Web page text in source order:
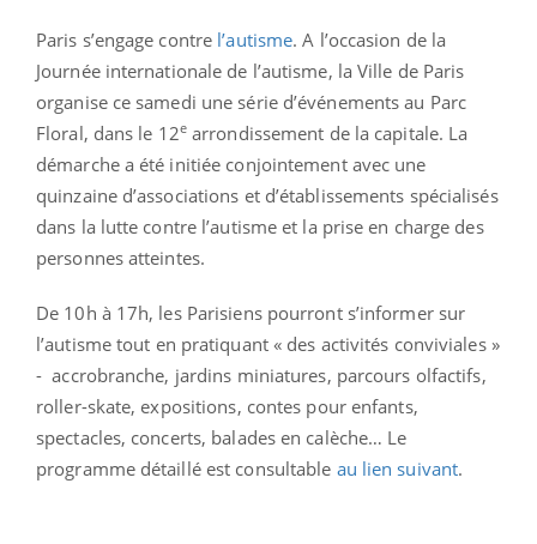
Paris s’engage contre l’autisme. A l’occasion de la
Journée internationale de l’autisme, la Ville de Paris
organise ce samedi une série d’événements au Parc
Floral, dans le 12earrondissement de la capitale. La
démarche a été initiée conjointement avec une
quinzaine d’associations et d’établissements spécialisés
dans la lutte contre l’autisme et la prise en charge des
personnes atteintes.
De 10h à 17h, les Parisiens pourront s’informer sur
l’autisme tout en pratiquant « des activités conviviales »
- accrobranche, jardins miniatures, parcours olfactifs,
roller-skate, expositions, contes pour enfants,
spectacles, concerts, balades en calèche… Le
programme détaillé est consultable au lien suivant.